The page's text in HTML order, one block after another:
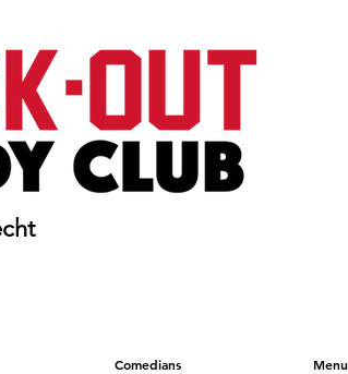
Comedians Menu